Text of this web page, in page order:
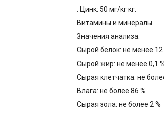
. Цинк: 50 мг/кг кг.
Витамины и минералы
Значения анализа:
Сырой белок: не менее 12
Сырой жир: не менее 0,1
Сырая клетчатка: не
Влага: не более 86 %
Сырая зола: не более 2 %